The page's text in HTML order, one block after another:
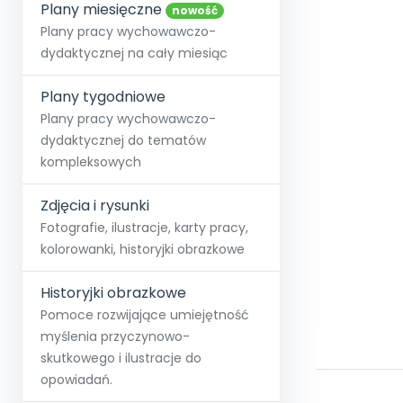
Społeczność
+48 12 631 04 10
kontakt@blizejprzedszkola.pl
O miesięczniku
Strona główna
O Akademii
Akademia
Poznaj pakiet MAX
Testuj przez 7 dni Pełen
Wszystkie projekty
Skontaktuj się
Dodaj wpis
Plany miesięczne nowość
Plany pracy wychowawczo-
dydaktycznej na cały miesiąc
Plany tygodniowe
Plany pracy wychowawczo-
dydaktycznej do tematów
kompleksowych
Zdjęcia i rysunki
Fotografie, ilustracje, karty pracy,
kolorowanki, historyjki obrazkowe
Historyjki obrazkowe
Pomoce rozwijające umiejętność
myślenia przyczynowo-
skutkowego i ilustracje do
opowiadań.